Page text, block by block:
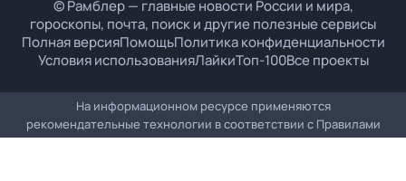
© Рамблер — главные новости России и мира,
гороскопы, почта, поиск и другие полезные сервисы
Полная версияПомощьПолитика конфиденциальности
Условия использованияЛайкиТоп-100Все проекты
На информационном ресурсе применяются
рекомендательные технологии в соответствии с Правилами